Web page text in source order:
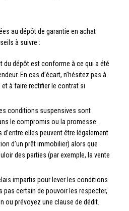
au dépôt de garantie en achat
à suivre :
du dépôt est conforme à ce qui a été
En cas d’écart, n’hésitez pas à
à faire rectifier le contrat si
conditions suspensives sont
le compromis ou la promesse.
d’entre elles peuvent être légalement
d’un prêt immobilier) alors que
des parties (par exemple, la vente
impartis pour lever les conditions
pas certain de pouvoir les respecter,
ou prévoyez une clause de dédit.